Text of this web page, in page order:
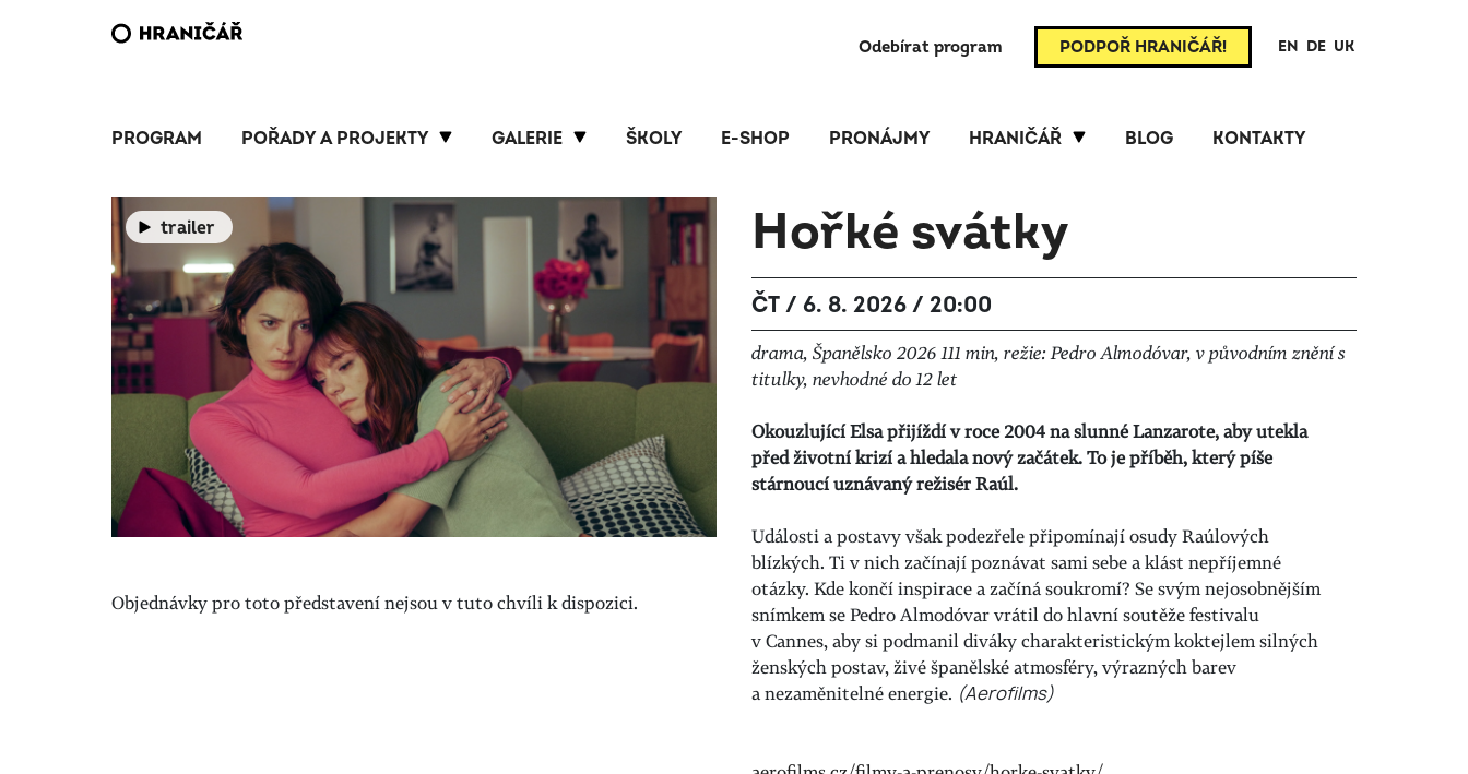
Odebírat program PODPOŘ HRANIČÁŘ! EN DE UK
PROGRAM POŘADY A PROJEKTY GALERIE ŠKOLY E-SHOP PRONÁJMY HRANIČÁŘ BLOG KONTAKTY
trailer Hořké svátky
ČT / 6. 8. 2026 / 20:00
drama, Španělsko 2026 111 min, režie: Pedro Almodóvar, v původním znění s
titulky, nevhodné do 12 let
Okouzlující Elsa přijíždí v roce 2004 na slunné Lanzarote, aby utekla
před životní krizí a hledala nový začátek. To je příběh, který píše
stárnoucí uznávaný režisér Raúl.
Události a postavy však podezřele připomínají osudy Raúlových
blízkých. Ti v nich začínají poznávat sami sebe a klást nepříjemné
otázky. Kde končí inspirace a začíná soukromí? Se svým nejosobnějším
snímkem se Pedro Almodóvar vrátil do hlavní soutěže festivalu
v Cannes, aby si podmanil diváky charakteristickým koktejlem silných
ženských postav, živé španělské atmosféry, výrazných barev
a nezaměnitelné energie. (Aerofilms)
Objednávky pro toto představení nejsou v tuto chvíli k dispozici.